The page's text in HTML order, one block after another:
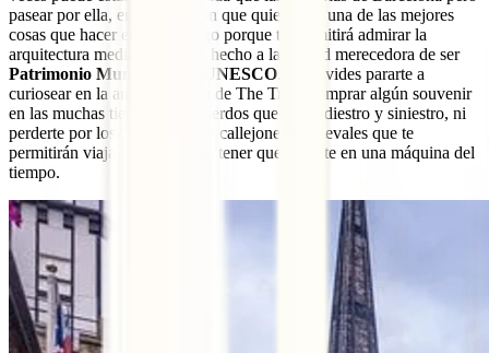
pasear por ella, en la dirección que quieras, es una de las mejores
cosas que hacer en Edimburgo porque te permitirá admirar la
arquitectura medieval que ha hecho a la ciudad merecedora de ser
Patrimonio Mundial de la UNESCO . No olvides pararte a
curiosear en la antigua iglesia de The Tron, comprar algún souvenir
en las muchas tiendas de recuerdos que hay a diestro y siniestro, ni
perderte por los “closes”, esos callejones medievales que te
permitirán viajar al pasado sin tener que meterte en una máquina del
tiempo.